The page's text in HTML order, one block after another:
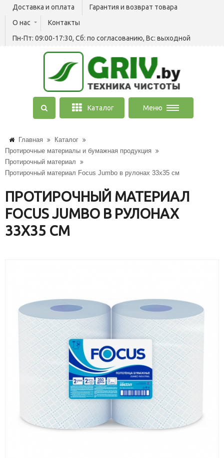
Доставка и оплата
Гарантия и возврат товара
О нас
Контакты
Пн-Пт: 09:00-17:30, Сб: по согласованию, Вс: выходной
Каталог Меню
Главная
Каталог
Протирочные материалы и бумажная продукция
Протирочный материал
Протирочный материал Focus Jumbo в рулонах 33х35 см
ПРОТИРОЧНЫЙ МАТЕРИАЛ
FOCUS JUMBO В РУЛОНАХ
33Х35 СМ